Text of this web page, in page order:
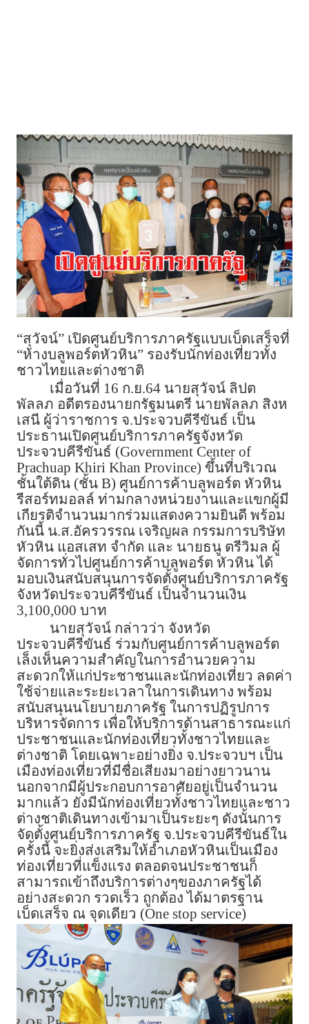
“สุวัจน์” เปิดศูนย์บริการภาครัฐแบบเบ็ดเสร็จที่
“ห้างบลูพอร์ตหัวหิน” รองรับนักท่องเที่ยวทั้ง
ชาวไทยและต่างชาติ
เมื่อวันที่ 16 ก.ย.64 นายสุวัจน์ ลิปต
พัลลภ อดีตรองนายกรัฐมนตรี นายพัลลภ สิงห
เสนี ผู้ว่าราชการ จ.ประจวบคีรีขันธ์ เป็น
ประธานเปิดศูนย์บริการภาครัฐจังหวัด
ประจวบคีรีขันธ์ (Government Center of
Prachuap Khiri Khan Province) ขึ้นที่บริเวณ
ชั้นใต้ดิน (ชั้น B) ศูนย์การค้าบลูพอร์ต หัวหิน
รีสอร์ทมอลล์ ท่ามกลางหน่วยงานและแขกผู้มี
เกียรติจำนวนมากร่วมแสดงความยินดี พร้อม
กันนี้ น.ส.อัครวรรณ เจริญผล กรรมการบริษัท
หัวหิน แอสเสท จำกัด และ นายธนู ตรีวิมล ผู้
จัดการทั่วไปศูนย์การค้าบลูพอร์ต หัวหิน ได้
มอบเงินสนับสนุนการจัดตั้งศูนย์บริการภาครัฐ
จังหวัดประจวบคีรีขันธ์ เป็นจำนวนเงิน
3,100,000 บาท
นายสุวัจน์ กล่าวว่า จังหวัด
ประจวบคีรีขันธ์ ร่วมกับศูนย์การค้าบลูพอร์ต
เล็งเห็นความสำคัญในการอำนวยความ
สะดวกให้แก่ประชาชนและนักท่องเที่ยว ลดค่า
ใช้จ่ายและระยะเวลาในการเดินทาง พร้อม
สนับสนุนนโยบายภาครัฐ ในการปฏิรูปการ
บริหารจัดการ เพื่อให้บริการด้านสาธารณะแก่
ประชาชนและนักท่องเที่ยวทั้งชาวไทยและ
ต่างชาติ โดยเฉพาะอย่างยิ่ง จ.ประจวบฯ เป็น
เมืองท่องเที่ยวที่มีชื่อเสียงมาอย่างยาวนาน
นอกจากมีผู้ประกอบการอาศัยอยู่เป็นจำนวน
มากแล้ว ยังมีนักท่องเที่ยวทั้งชาวไทยและชาว
ต่างชาติเดินทางเข้ามาเป็นระยะๆ ดังนั้นการ
จัดตั้งศูนย์บริการภาครัฐ จ.ประจวบคีรีขันธ์ใน
ครั้งนี้ จะยิ่งส่งเสริมให้อำเภอหัวหินเป็นเมือง
ท่องเที่ยวที่แข็งแรง ตลอดจนประชาชนก็
สามารถเข้าถึงบริการต่างๆของภาครัฐได้
อย่างสะดวก รวดเร็ว ถูกต้อง ได้มาตรฐาน
เบ็ดเสร็จ ณ จุดเดียว (One stop service)